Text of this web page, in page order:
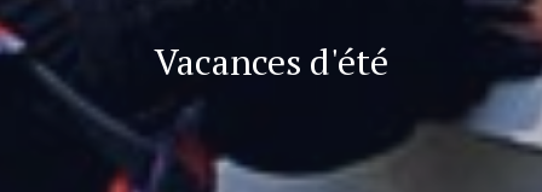
Vacances d'été